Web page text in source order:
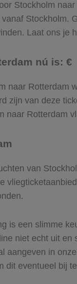
Stockholm
Laat ons je
nú is: €
naar
zijn van deze
naar Rotterdam
van
is een slimme
niet echt uit
aangeven in
dit eventueel bij